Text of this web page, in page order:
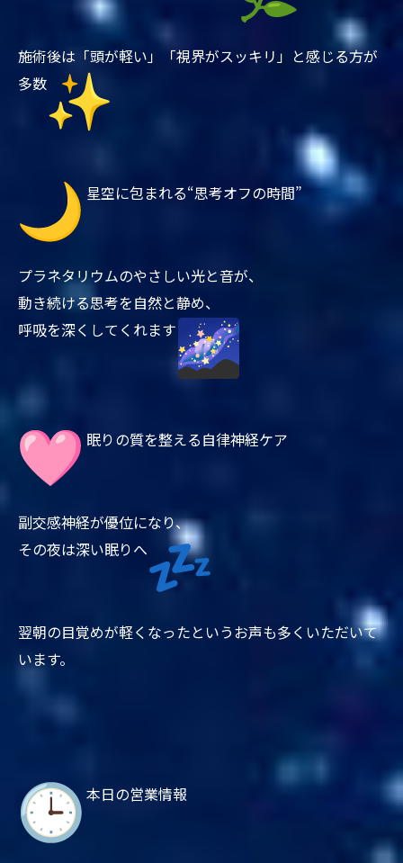
施術後は「頭が軽い」「視界がスッキリ」と感じる方が
多数
星空に包まれる“思考オフの時間”
プラネタリウムのやさしい光と音が、
動き続ける思考を自然と静め、
呼吸を深くしてくれます
眠りの質を整える自律神経ケア
副交感神経が優位になり、
その夜は深い眠りへ
翌朝の目覚めが軽くなったというお声も多くいただいて
います。
本日の営業情報